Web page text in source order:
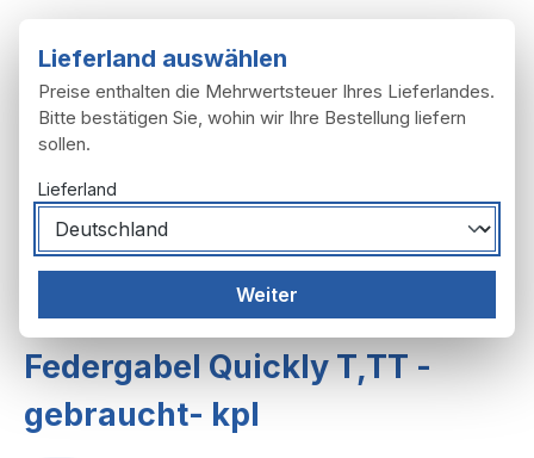
Federgabeln
Federgabel Quickly T,TT -
gebraucht- kpl
Lieferland auswählen
Preise enthalten die Mehrwertsteuer Ihres Lieferlandes.
Bitte bestätigen Sie, wohin wir Ihre Bestellung liefern
sollen.
Lieferland
Weiter